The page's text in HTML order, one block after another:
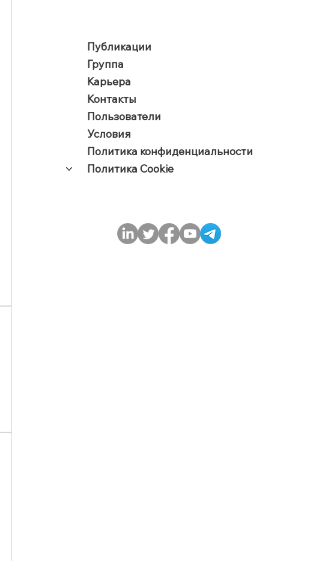
Публикации
Группа
Карьера
Контакты
Пользователи
​Условия
Политика конфиденциальности
Политика Cookie